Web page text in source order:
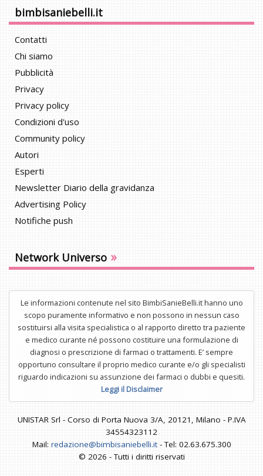
bimbisaniebelli.it
Contatti
Chi siamo
Pubblicità
Privacy
Privacy policy
Condizioni d'uso
Community policy
Autori
Esperti
Newsletter Diario della gravidanza
Advertising Policy
Notifiche push
Network Universo »
Le informazioni contenute nel sito BimbiSanieBelli.it hanno uno
scopo puramente informativo e non possono in nessun caso
sostituirsi alla visita specialistica o al rapporto diretto tra paziente
e medico curante né possono costituire una formulazione di
diagnosi o prescrizione di farmaci o trattamenti. E’ sempre
opportuno consultare il proprio medico curante e/o gli specialisti
riguardo indicazioni su assunzione dei farmaci o dubbi e quesiti.
Leggi il Disclaimer
UNISTAR Srl - Corso di Porta Nuova 3/A, 20121, Milano - P.IVA
34554323112
Mail: redazione@bimbisaniebelli.it- Tel: 02.63.675.300
© 2026 - Tutti i diritti riservati